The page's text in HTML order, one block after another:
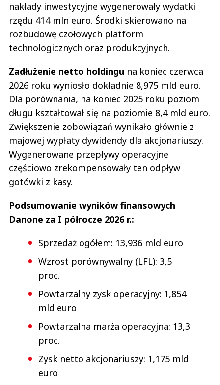
nakłady inwestycyjne wygenerowały wydatki
rzędu 414 mln euro. Środki skierowano na
rozbudowę czołowych platform
technologicznych oraz produkcyjnych.
Zadłużenie netto holdingu na koniec czerwca
2026 roku wyniosło dokładnie 8,975 mld euro.
Dla porównania, na koniec 2025 roku poziom
długu kształtował się na poziomie 8,4 mld euro.
Zwiększenie zobowiązań wynikało głównie z
majowej wypłaty dywidendy dla akcjonariuszy.
Wygenerowane przepływy operacyjne
częściowo zrekompensowały ten odpływ
gotówki z kasy.
Podsumowanie wyników finansowych
Danone za I półrocze 2026 r.:
Sprzedaż ogółem: 13,936 mld euro
Wzrost porównywalny (LFL): 3,5
proc.
Powtarzalny zysk operacyjny: 1,854
mld euro
Powtarzalna marża operacyjna: 13,3
proc.
Zysk netto akcjonariuszy: 1,175 mld
euro